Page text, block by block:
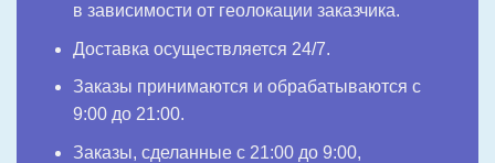
в зависимости от геолокации заказчика.
Доставка осуществляется 24/7.
Заказы принимаются и обрабатываются с
9:00 до 21:00.
Заказы, сделанные с 21:00 до 9:00,